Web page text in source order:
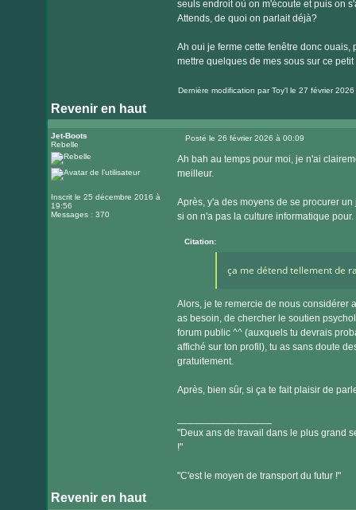
seuls endroit où on m'écoute et puis on
Attends, de quoi on parlait déjà?
Ah oui je ferme cette fenêtre donc
mettre quelques de mes sous sur ce
Dernière modification parToy'lle 27 février 2026
Revenir en haut
Jet-Boots
Rebelle
Inscrit le 25 décembre 2016 à
19:56
Messages : 370
Posté le 26 février 2026 à 00:09
Ah bah au temps pour moi, je n'ai
meilleur.
Après, y'a des moyens de se procurer
si on n'a pas la culture informatique pour.
Citation:
ça me détend tellement de
Alors, je te remercie de nous considérer
as besoin, de chercher le soutien
forum public ^^ (auxquels tu devrais
affiché sur ton profil), tu as sans doute
gratuitement.
Après, bien sûr, si ça te fait plaisir de
"Deux ans de travail dans le plus grand
!"
"C'est le moyen de transport du futur !"
Revenir en haut